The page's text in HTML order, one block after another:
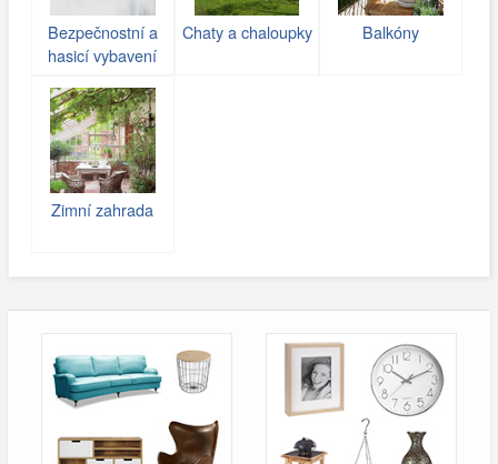
Bezpečnostní a
hasicí vybavení
Chaty a chaloupky Balkóny
Zimní zahrada